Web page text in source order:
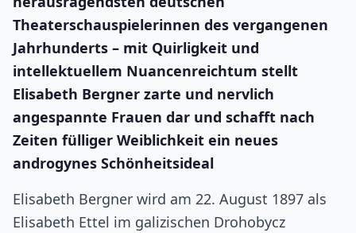
Theaterschauspielerinnen des vergangenen
Jahrhunderts – mit Quirligkeit und
intellektuellem Nuancenreichtum stellt
Elisabeth Bergner zarte und nervlich
angespannte Frauen dar und schafft nach
Zeiten fülliger Weiblichkeit ein neues
androgynes Schönheitsideal
Elisabeth Bergner wird am 22. August 1897 als
Elisabeth Ettel im galizischen Drohobycz